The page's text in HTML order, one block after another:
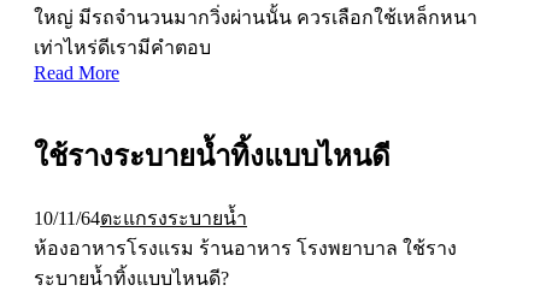
ใหญ่ มีรถจำนวนมากวิ่งผ่านนั้น ควรเลือกใช้เหล็กหนา
เท่าไหร่ดีเรามีคำตอบ
Read More
ใช้รางระบายน้ำทิ้งแบบไหนดี
10/11/64ตะแกรงระบายน้ำ
ห้องอาหารโรงแรม ร้านอาหาร โรงพยาบาล ใช้ราง
ระบายน้ำทิ้งแบบไหนดี?